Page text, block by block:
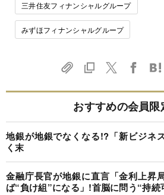
三井住友フィナンシャルグループ
みずほフィナンシャルグループ
おすすめの会員限
地銀が地銀でなくなる!?「新ビジネ
く末
金融庁長官が地銀に直言「金利上昇
ば“負け組”になる」!首脳に問う“持続